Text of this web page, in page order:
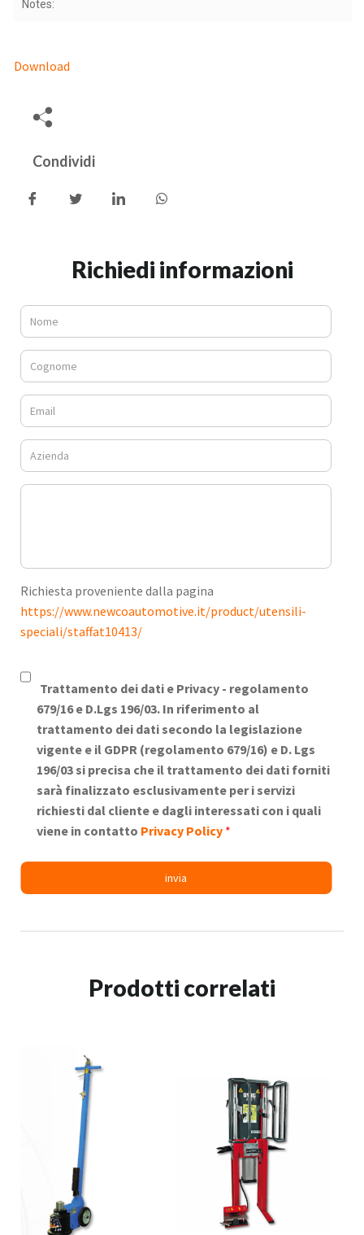
Notes:
Download
Condividi
Richiedi informazioni
Richiesta proveniente dalla pagina
https://www.newcoautomotive.it/product/utensili-
speciali/staffat10413/
Trattamento dei dati e Privacy - regolamento
679/16 e D.Lgs 196/03. In riferimento al
trattamento dei dati secondo la legislazione
vigente e il GDPR (regolamento 679/16) e D. Lgs
196/03 si precisa che il trattamento dei dati forniti
sarà finalizzato esclusivamente per i servizi
richiesti dal cliente e dagli interessati con i quali
viene in contatto Privacy Policy *
Prodotti correlati